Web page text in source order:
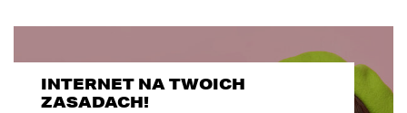
INTERNET NA TWOICH
ZASADACH!